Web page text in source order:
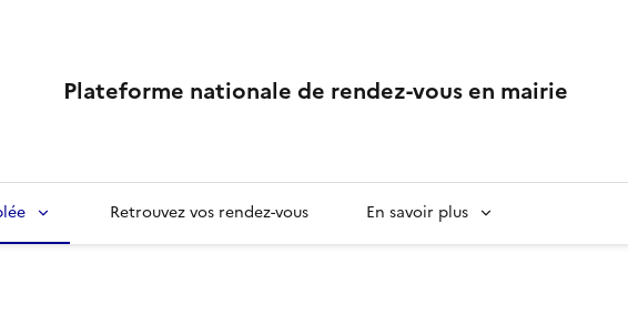
Plateforme nationale de rendez-vous en mairie
Retrouvez vos rendez-vous En savoir plus